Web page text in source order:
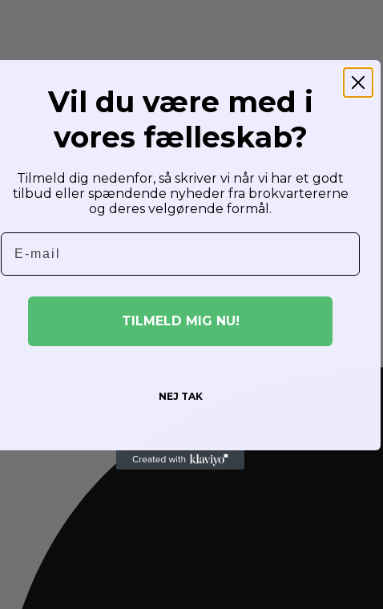
Vil du være med i
vores fælleskab?
Tilmeld dig nedenfor, så skriver vi når vi har et godt
tilbud eller spændende nyheder fra brokvartererne
og deres velgørende formål.
Email
TILMELD MIG NU!
NEJ TAK